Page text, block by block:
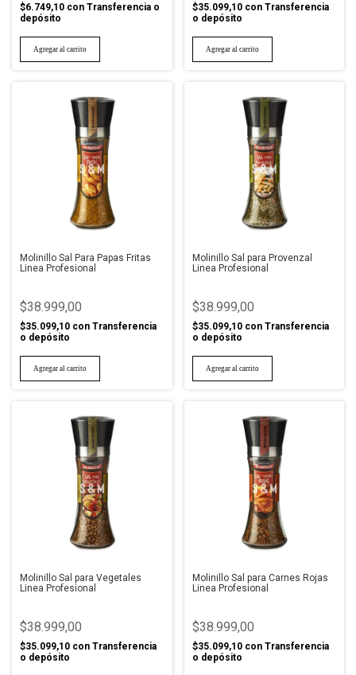
$6.749,10 con Transferencia o
depósito
$35.099,10 con Transferencia
o depósito
Molinillo Sal Para Papas Fritas
Linea Profesional
$38.999,00
$35.099,10 con Transferencia
o depósito
Molinillo Sal para Provenzal
Linea Profesional
$38.999,00
$35.099,10 con Transferencia
o depósito
Molinillo Sal para Vegetales
Linea Profesional
$38.999,00
$35.099,10 con Transferencia
o depósito
Molinillo Sal para Carnes Rojas
Linea Profesional
$38.999,00
$35.099,10 con Transferencia
o depósito